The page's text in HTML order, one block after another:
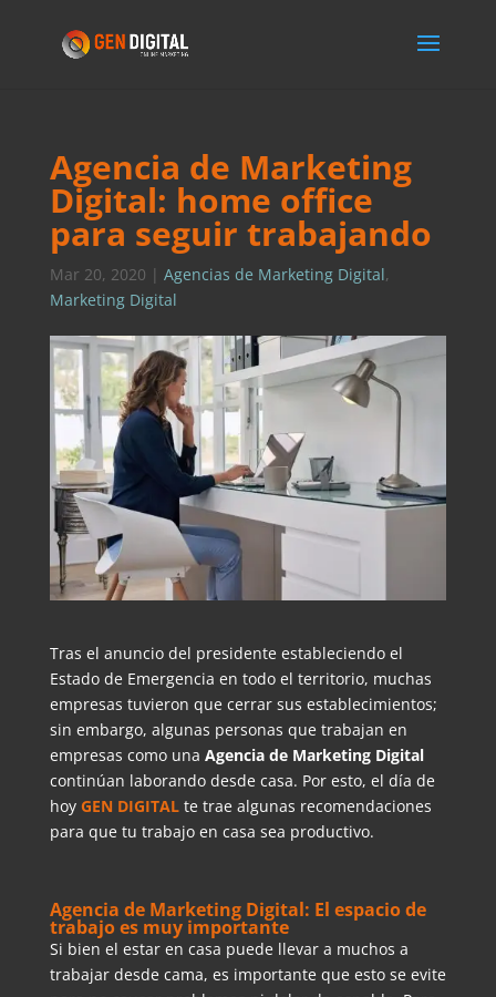
Agencia de Marketing
Digital: home office
para seguir trabajando
Mar 20, 2020 | Agencias de Marketing Digital,
Marketing Digital
Tras el anuncio del presidente estableciendo el
Estado de Emergencia en todo el territorio, muchas
empresas tuvieron que cerrar sus establecimientos;
sin embargo, algunas personas que trabajan en
empresas como una Agencia de Marketing Digital
continúan laborando desde casa. Por esto, el día de
hoy GEN DIGITALte trae algunas recomendaciones
para que tu trabajo en casa sea productivo.
Agencia de Marketing Digital: El espacio de
trabajo es muy importante
Si bien el estar en casa puede llevar a muchos a
trabajar desde cama, es importante que esto se evite